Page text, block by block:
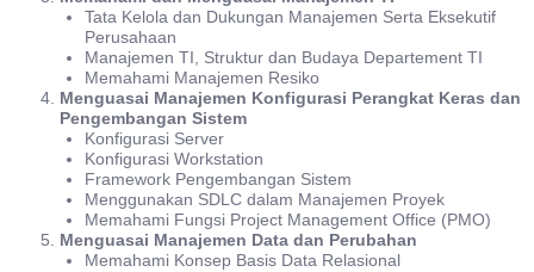
Tata Kelola dan Dukungan Manajemen Serta Eksekutif
Perusahaan
Manajemen TI, Struktur dan Budaya Departement TI
Memahami Manajemen Resiko
Menguasai Manajemen Konfigurasi Perangkat Keras dan
Pengembangan Sistem
Konfigurasi Server
Konfigurasi Workstation
Framework Pengembangan Sistem
Menggunakan SDLC dalam Manajemen Proyek
Memahami Fungsi Project Management Office (PMO)
Menguasai Manajemen Data dan Perubahan
Memahami Konsep Basis Data Relasional